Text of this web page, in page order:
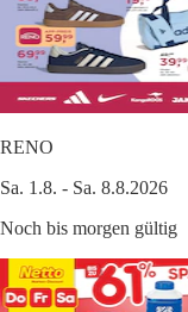
RENO
Sa. 1.8. - Sa. 8.8.2026
Noch bis morgen gültig